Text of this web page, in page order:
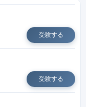
受験する
受験する